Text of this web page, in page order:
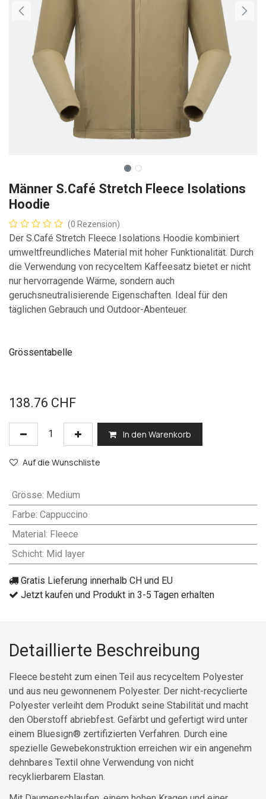
Männer S.Café Stretch Fleece Isolations
Hoodie
(0 Rezension)
Der S.Café Stretch Fleece Isolations Hoodie kombiniert
umweltfreundliches Material mit hoher Funktionalität. Durch
die Verwendung von recyceltem Kaffeesatz bietet er nicht
nur hervorragende Wärme, sondern auch
geruchsneutralisierende Eigenschaften. Ideal für den
täglichen Gebrauch und Outdoor-Abenteuer.
Grössentabelle
138.76 CHF
In den Warenkorb
Auf die Wunschliste
Grösse: Medium
Farbe: Cappuccino
Material: Fleece
Schicht: Mid layer
Gratis Lieferung innerhalb CH und EU
Jetzt kaufen und Produkt in 3-5 Tagen erhalten
Detaillierte Beschreibung
Fleece besteht zum einen Teil aus recyceltem Polyester
und aus neu gewonnenem Polyester. Der nicht-recyclierte
Polyester verleiht dem Produkt seine Stabilität und macht
den Oberstoff abriebfest. Gefärbt und gefertigt wird unter
einem Bluesign® zertifizierten Verfahren. Durch eine
spezielle Gewebekonstruktion erreichen wir ein angenehm
dehnbares Textil ohne Verwendung von nicht
recyklierbarem Elastan.